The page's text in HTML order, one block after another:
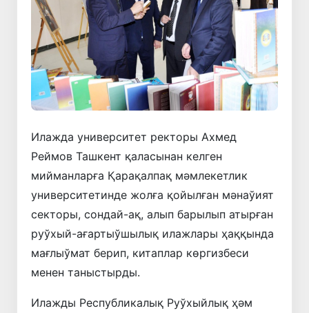
Илажда университет ректоры Ахмед
Реймов Ташкент қаласынан келген
мийманларға Қарақалпақ мәмлекетлик
университетинде жолға қойылған мәнаўият
секторы, сондай-ақ, алып барылып атырған
руўхый-ағартыўшылық илажлары ҳаққында
мағлыўмат берип, китаплар көргизбеси
менен таныстырды.
Илажды Республикалық Руўхыйлық ҳәм